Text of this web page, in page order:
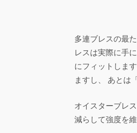
多連ブレスの最
レスは実際に手
にフィットしま
ますし、 あとは
オイスターブレ
減らして強度を